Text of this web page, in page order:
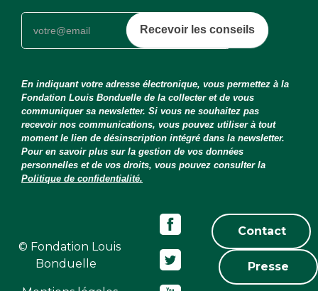
Recevoir les conseils
En indiquant votre adresse électronique, vous permettez à la
Fondation Louis Bonduelle de la collecter et de vous
communiquer sa newsletter. Si vous ne souhaitez pas
recevoir nos communications, vous pouvez utiliser à tout
moment le lien de désinscription intégré dans la newsletter.
Pour en savoir plus sur la gestion de vos données
personnelles et de vos droits, vous pouvez consulter la
Politique de confidentialité.
© Fondation Louis
Bonduelle
Contact
Presse